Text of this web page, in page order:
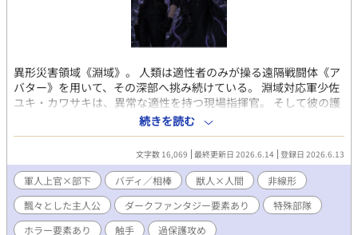
異形災害領域《淵域》。 人類は適性者のみが操る遠隔戦闘体《ア
バター》を用いて、その深部へ挑み続けている。 淵域対応軍少佐
ユキ・カワサキは、異常な適性を持つ現場指揮官。 そして彼の護
衛を務めるのは、静かな執着を抱くウミユリ種の獣人、ヴァルタ
ー・ローレンツ中佐。 死と隣り合わせの戦場。 傷付き、帰還し、
また送り出される日々の中で育まれる兵士たちの関係を描く、近
未来SFミリタリーBL。
続きを読む
文字数 16,069 最終更新日 2026.6.14 登録日 2026.6.13
軍人上官×部下 バディ／相棒 獣人×人間
非線形
飄々とした主人公
ダークファンタジー要素あり
特殊部隊
ホラー要素あり
触手 過保護攻め